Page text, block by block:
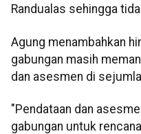
Randualas sehingga
Agung menambahkan
gabungan masih
dan asesmen di
"Pendataan dan
gabungan untuk